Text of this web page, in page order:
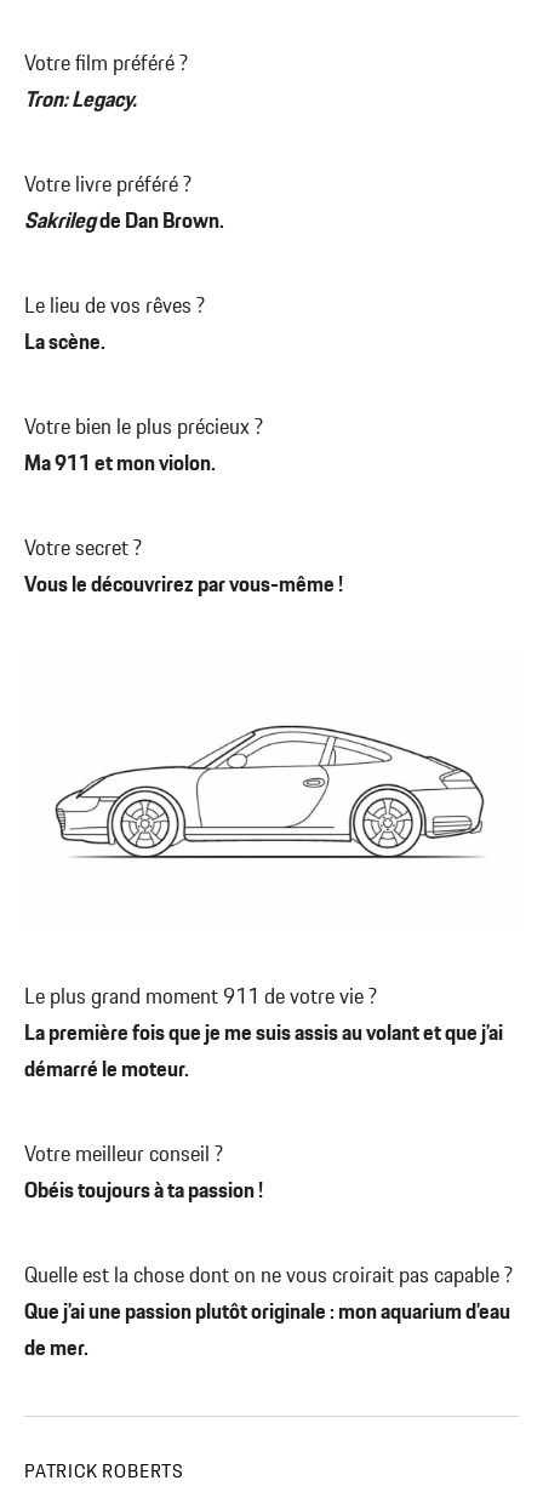
Votre film préféré ?
Tron: Legacy.
Votre livre préféré ?
Sakrilegde Dan Brown.
Le lieu de vos rêves ?
La scène.
Votre bien le plus précieux ?
Ma 911 et mon violon.
Votre secret ?
Vous le découvrirez par vous-même !
Le plus grand moment 911 de votre vie ?
La première fois que je me suis assis au volant et que j’ai
démarré le moteur.
Votre meilleur conseil ?
Obéis toujours à ta passion !
Quelle est la chose dont on ne vous croirait pas capable ?
Que j’ai une passion plutôt originale : mon aquarium d’eau
de mer.
PATRICK ROBERTS